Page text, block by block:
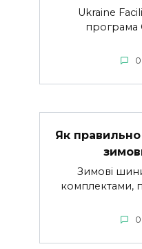
Ukraine
програма
0
Як
Зимові
комплектами,
0